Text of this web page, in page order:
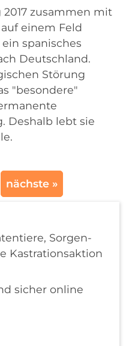
zusammen mit
einem Feld
spanisches
Deutschland.
Störung
"besondere"
Deshalb lebt sie
nächste »
Sorgen-
Kastrationsaktion
sicher online